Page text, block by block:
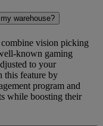
warehouse?
vision picking
known gaming
to your
this feature by
program and
while boosting their